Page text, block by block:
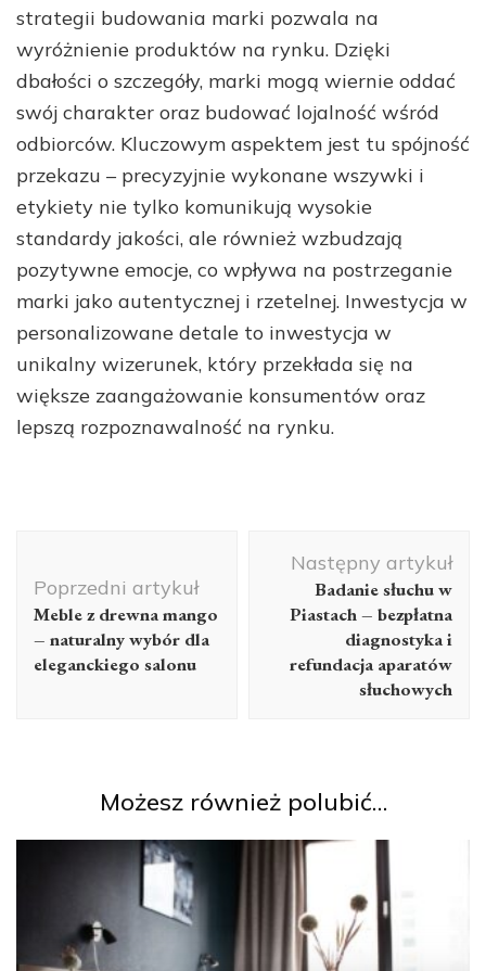
strategii budowania marki pozwala na
wyróżnienie produktów na rynku. Dzięki
dbałości o szczegóły, marki mogą wiernie oddać
swój charakter oraz budować lojalność wśród
odbiorców. Kluczowym aspektem jest tu spójność
przekazu – precyzyjnie wykonane wszywki i
etykiety nie tylko komunikują wysokie
standardy jakości, ale również wzbudzają
pozytywne emocje, co wpływa na postrzeganie
marki jako autentycznej i rzetelnej. Inwestycja w
personalizowane detale to inwestycja w
unikalny wizerunek, który przekłada się na
większe zaangażowanie konsumentów oraz
lepszą rozpoznawalność na rynku.
wpisu
Poprzedni artykuł
Meble z drewna mango
– naturalny wybór dla
eleganckiego salonu
Następny artykuł
Badanie słuchu w
Piastach – bezpłatna
diagnostyka i
refundacja aparatów
słuchowych
Możesz również polubić…